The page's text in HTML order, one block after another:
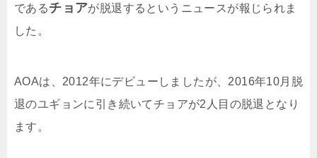
であるチョアが脱退するというニュースが報じられま
した。
AOAは、2012年にデビューしましたが、2016年10月脱
退のユギョンに引き続いてチョアが2人目の脱退となり
ます。